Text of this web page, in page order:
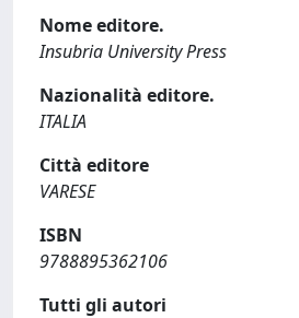
Nome editore.
Insubria University Press
Nazionalità editore.
ITALIA
Città editore
VARESE
ISBN
9788895362106
Tutti gli autori